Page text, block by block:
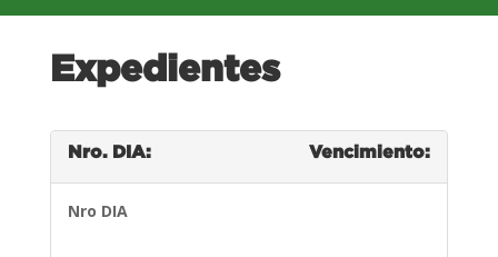
Expedientes
Nro. DIA: Vencimiento:
Nro DIA